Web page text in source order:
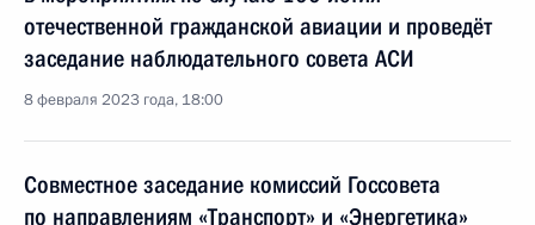
отечественной гражданской авиации и проведёт
заседание наблюдательного совета АСИ
8 февраля 2023 года, 18:00
Совместное заседание комиссий Госсовета
по направлениям «Транспорт» и «Энергетика»